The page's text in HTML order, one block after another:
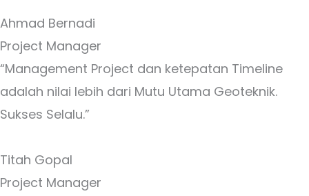
Ahmad Bernadi
Project Manager
“Management Project dan ketepatan Timeline
adalah nilai lebih dari Mutu Utama Geoteknik.
Sukses Selalu.”
Titah Gopal
Project Manager